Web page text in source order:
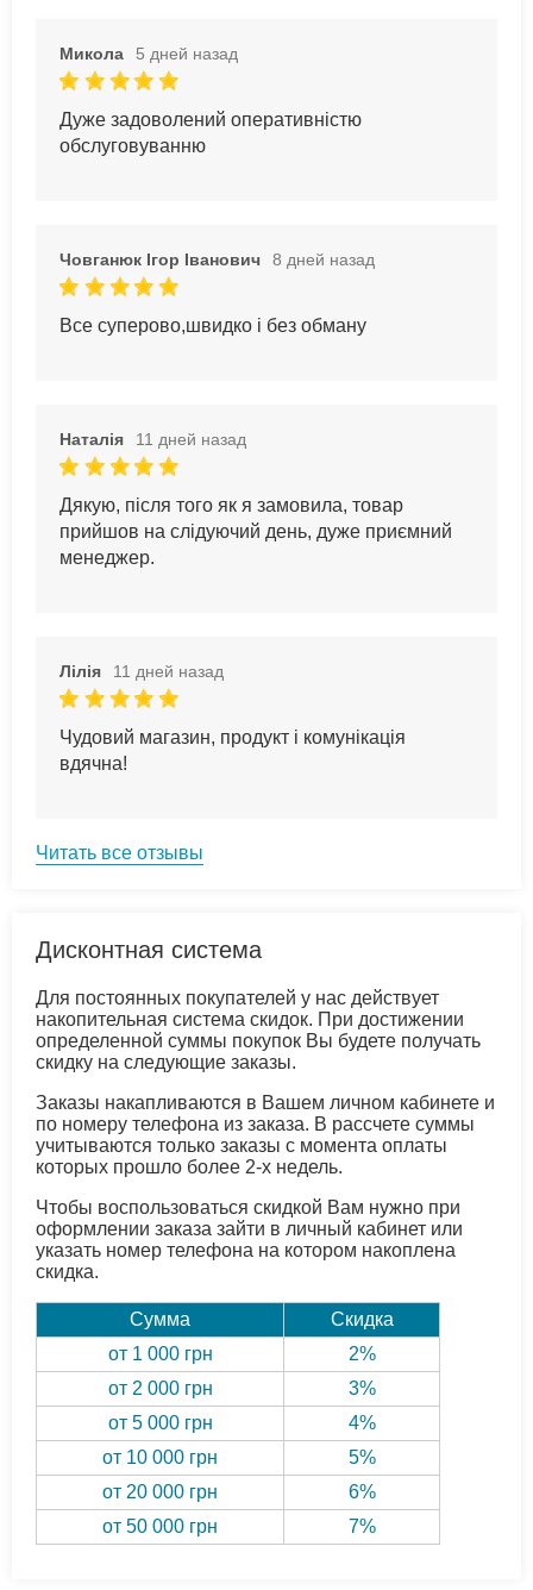
Микола 5 дней назад
Дуже задоволений оперативністю
обслуговуванню
Човганюк Ігор Іванович 8 дней назад
Все суперово,швидко і без обману
Наталія 11 дней назад
Дякую, після того як я замовила, товар
прийшов на слідуючий день, дуже приємний
менеджер.
Лілія 11 дней назад
Чудовий магазин, продукт і комунікація
вдячна!
Читать все отзывы
Дисконтная система
Для постоянных покупателей у нас действует
накопительная система скидок. При достижении
определенной суммы покупок Вы будете получать
скидку на следующие заказы.
Заказы накапливаются в Вашем личном кабинете и
по номеру телефона из заказа. В рассчете суммы
учитываются только заказы с момента оплаты
которых прошло более 2-х недель.
Чтобы воспользоваться скидкой Вам нужно при
оформлении заказа зайти в личный кабинет или
указать номер телефона на котором накоплена
скидка.
Сумма
Скидка
от 1 000 грн
2%
от 2 000 грн
3%
от 5 000 грн
4%
от 10 000 грн
5%
от 20 000 грн
6%
от 50 000 грн
7%